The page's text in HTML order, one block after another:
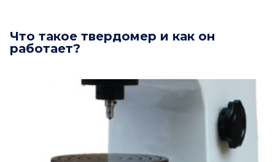
Что такое твердомер и как он
работает?